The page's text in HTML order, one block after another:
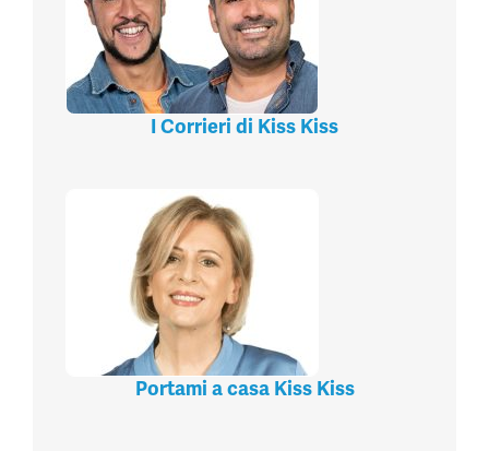
I Corrieri di Kiss Kiss
Portami a casa Kiss Kiss